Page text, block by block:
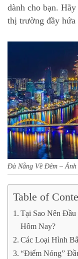
dành cho bạn.
thị trường đầy hứa
Đà Nẵng Về Đêm – Ảnh
Table of
Tại Sao Nên
Hôm Nay?
Các Loại Hình
“Điểm Nóng”